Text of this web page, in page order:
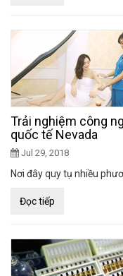
Trải nghiệm công
quốc tế Nevada
Jul 29, 2018
Nơi đây quy tụ nhiều
Đọc tiếp